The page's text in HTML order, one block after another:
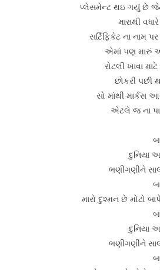
પ્લેસમેન્ટ થઇ ગયું છે
મારાથી
સર્ટિફિકેટ ના નામ
એમાં પણ મારું
રોટલી ખાવા
છોકરી પછી
સો માંથી માર્કસ
એટલે જ ના
દુનિયા
ભણીગણીને
મારો દુશ્મન છે મોટો
દુનિયા
ભણીગણીને